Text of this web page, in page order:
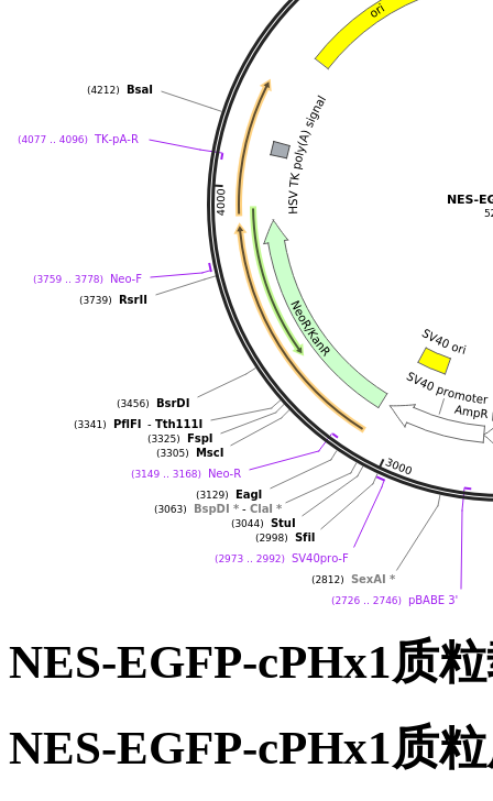
NES-EGFP-cPHx1质
NES-EGFP-cPHx1质